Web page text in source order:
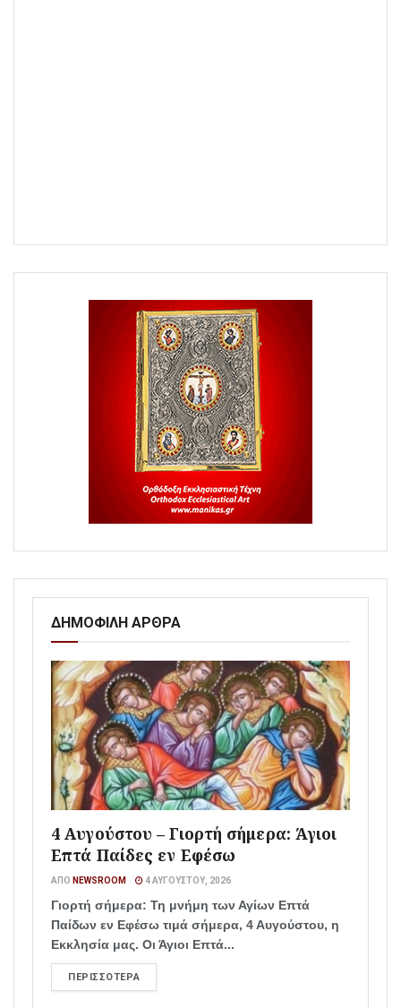
ΔΗΜΟΦΙΛΗ ΑΡΘΡΑ
4 Αυγούστου – Γιορτή σήμερα: Άγιοι
Επτά Παίδες εν Εφέσω
ΑΠΌ NEWSROOM 4 ΑΥΓΟΎΣΤΟΥ, 2026
Γιορτή σήμερα: Τη μνήμη των Αγίων Επτά
Παίδων εν Εφέσω τιμά σήμερα, 4 Αυγούστου, η
Εκκλησία μας. Οι Άγιοι Επτά...
ΠΕΡΙΣΣΌΤΕΡΑ